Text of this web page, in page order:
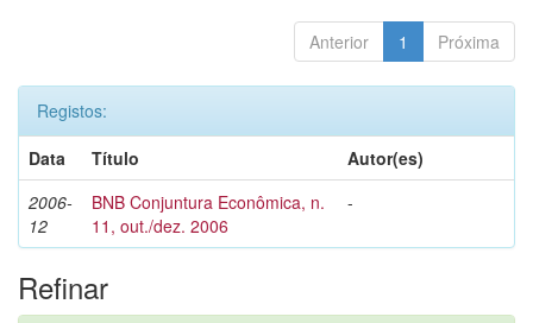
Anterior 1 Próxima
Registos:
Data
Título
Autor(es)
2006-
12
BNB Conjuntura Econômica, n.
11, out./dez. 2006
-
Refinar